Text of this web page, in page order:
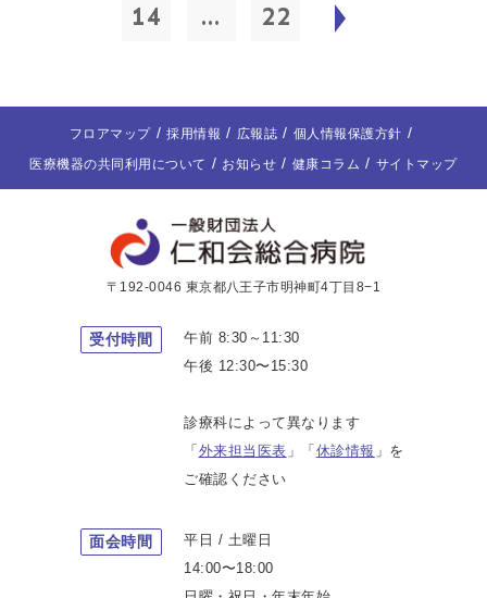
14
... 22
フロアマップ 採用情報 広報誌
個人情報保護方針
医療機器の共同利用について
お知らせ 健康コラム サイトマップ
〒192-0046 東京都八王子市明神町4丁目8−1
受付時間
午前 8:30～11:30
午後 12:30〜15:30
診療科によって異なります
「 外来担当医表 」「 休診情報 」を
ご確認ください
面会時間
平日 / 土曜日
14:00〜18:00